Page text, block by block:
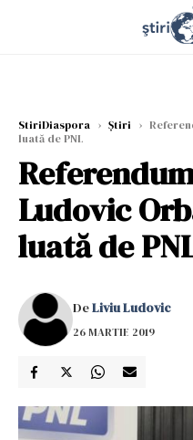
StiriDiaspora › Știri ›
luată de PNL
Ludovic
luată de
DeLiviu Ludovic
26 MARTIE 2019